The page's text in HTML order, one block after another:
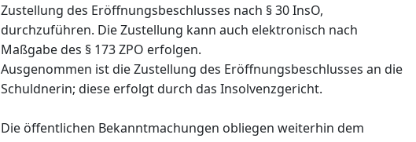
Zustellung des Eröffnungsbeschlusses nach § 30 InsO,
durchzuführen. Die Zustellung kann auch elektronisch nach
Maßgabe des § 173 ZPO erfolgen.
Ausgenommen ist die Zustellung des Eröffnungsbeschlusses an die
Schuldnerin; diese erfolgt durch das Insolvenzgericht.
Die öffentlichen Bekanntmachungen obliegen weiterhin dem